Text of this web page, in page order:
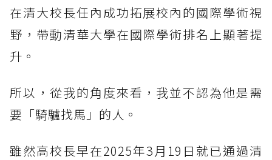
在清大校長任內成功拓展校內的國際學術視
野，帶動清華大學在國際學術排名上顯著提
升。
所以，從我的角度來看，我並不認為他是需
要「騎驢找馬」的人。
雖然高校長早在2025年3月19日就已通過清